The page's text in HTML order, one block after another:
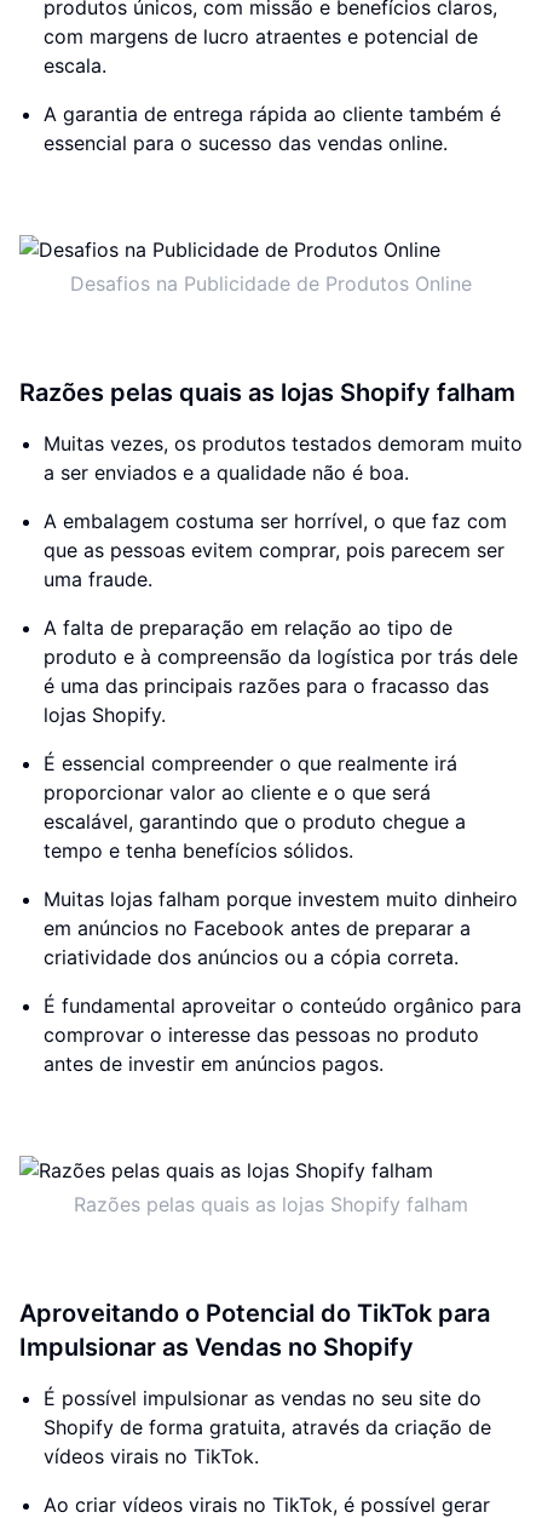
produtos únicos, com missão e benefícios claros,
com margens de lucro atraentes e potencial de
escala.
A garantia de entrega rápida ao cliente também é
essencial para o sucesso das vendas online.
Desafios na Publicidade de Produtos Online
Razões pelas quais as lojas Shopify falham
Muitas vezes, os produtos testados demoram muito
a ser enviados e a qualidade não é boa.
A embalagem costuma ser horrível, o que faz com
que as pessoas evitem comprar, pois parecem ser
uma fraude.
A falta de preparação em relação ao tipo de
produto e à compreensão da logística por trás dele
é uma das principais razões para o fracasso das
lojas Shopify.
É essencial compreender o que realmente irá
proporcionar valor ao cliente e o que será
escalável, garantindo que o produto chegue a
tempo e tenha benefícios sólidos.
Muitas lojas falham porque investem muito dinheiro
em anúncios no Facebook antes de preparar a
criatividade dos anúncios ou a cópia correta.
É fundamental aproveitar o conteúdo orgânico para
comprovar o interesse das pessoas no produto
antes de investir em anúncios pagos.
Razões pelas quais as lojas Shopify falham
Aproveitando o Potencial do TikTok para
Impulsionar as Vendas no Shopify
É possível impulsionar as vendas no seu site do
Shopify de forma gratuita, através da criação de
vídeos virais no TikTok.
Ao criar vídeos virais no TikTok, é possível gerar